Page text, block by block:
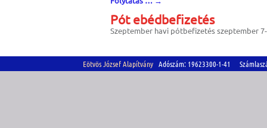
Pót ebédbefizetés
Szeptember havi pótbefizetés szeptember
Eötvös József Alapítvány Adószám: 19623300-1-41